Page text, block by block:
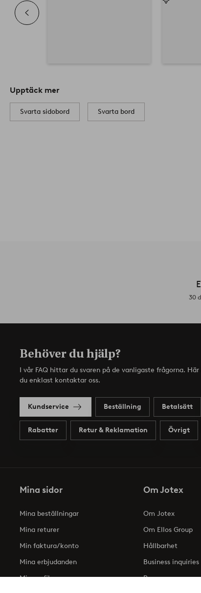
Upptäck mer
Svarta sidobord Svarta bord
30
Behöver du hjälp?
I vår FAQ hittar du svaren på de vanligaste frågorna.
du enklast kontaktar oss.
Kundservice Beställning Betalsätt
Rabatter Retur & Reklamation Övrigt
Mina sidor
Mina beställningar
Mina returer
Min faktura/konto
Mina erbjudanden
Min profil
Om Jotex
Om Jotex
Om Ellos Group
Hållbarhet
Business inquiries
Press